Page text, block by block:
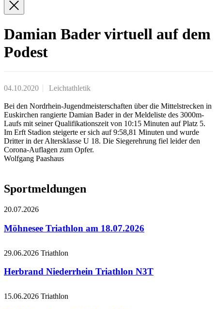
Damian Bader virtuell auf dem
Podest
04.10.2020 Leichtathletik
Bei den Nordrhein-Jugendmeisterschaften über die Mittelstrecken in
Euskirchen rangierte Damian Bader in der Meldeliste des 3000m-
Laufs mit seiner Qualifikationszeit von 10:15 Minuten auf Platz 5.
Im Erft Stadion steigerte er sich auf 9:58,81 Minuten und wurde
Dritter in der Altersklasse U 18. Die Siegerehrung fiel leider den
Corona-Auflagen zum Opfer.
Wolfgang Paashaus
Sportmeldungen
20.07.2026
Möhnesee Triathlon am 18.07.2026
29.06.2026 Triathlon
Herbrand Niederrhein Triathlon N3T
15.06.2026 Triathlon